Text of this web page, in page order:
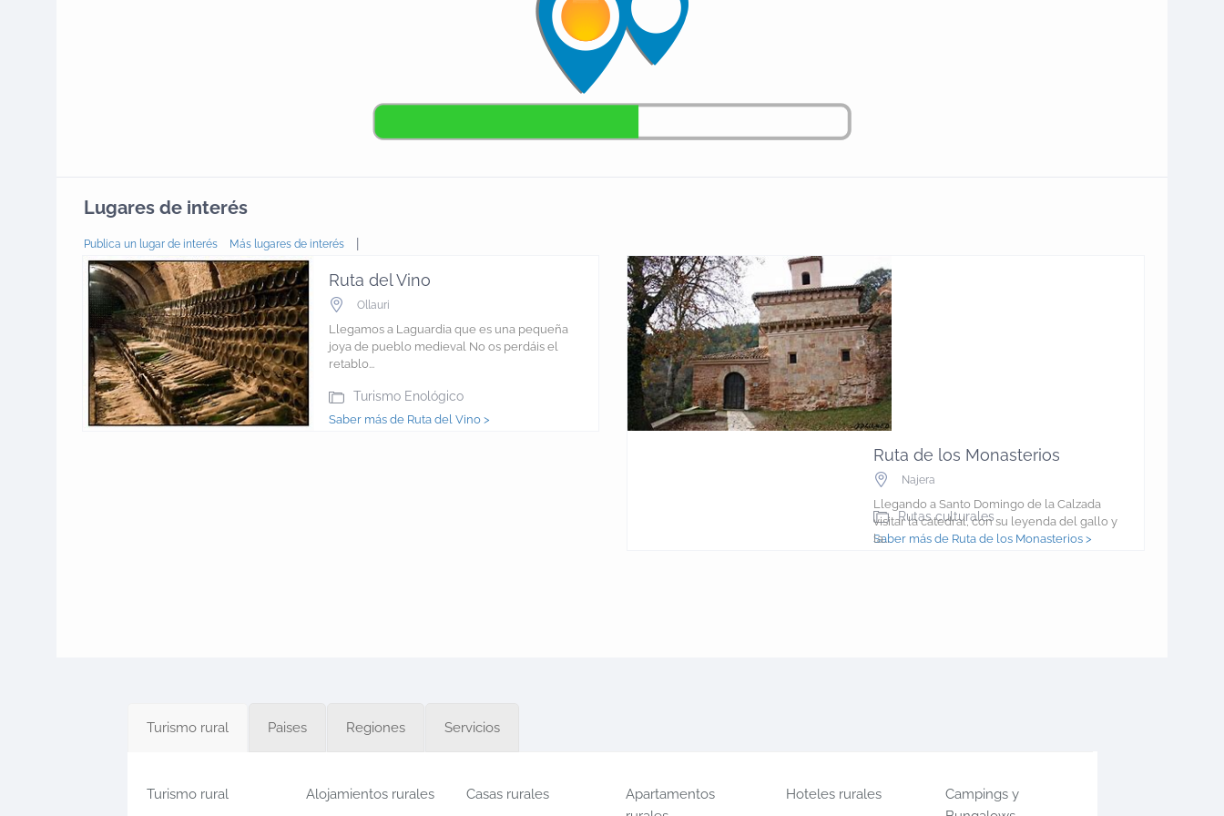
Lugares de interés
Publica un lugar de interés Más lugares de interés
Ruta del Vino
Ollauri
Llegamos a Laguardia que es una pequeña
joya de pueblo medieval No os perdáis el
retablo...
Turismo Enológico
Saber más de Ruta del Vino >
Ruta de los Monasterios
Najera
Llegando a Santo Domingo de la Calzada
visitar la catedral, con su leyenda del gallo y
la...
Rutas culturales
Saber más de Ruta de los Monasterios >
Turismo rural Paises Regiones Servicios
Turismo rural Alojamientos rurales Casas rurales
Apartamentos
Hoteles rurales
Campings y